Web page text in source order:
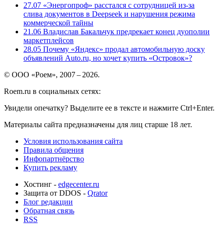
27.07 «Энергопроф» расстался с сотрудницей из-за
слива документов в Deepseek и нарушения режима
коммерческой тайны
21.06 Владислав Бакальчук предрекает конец дуополии
маркетплейсов
28.05 Почему «Яндекс» продал автомобильную доску
объявлений Auto.ru, но хочет купить «Островок»?
© ООО «Роем», 2007 – 2026.
Roem.ru в социальных сетях:
Увидели опечатку? Выделите ее в тексте и нажмите Ctrl+Enter.
Материалы сайта предназначены для лиц старше 18 лет.
Условия использования сайта
Правила общения
Инфопартнёрство
Купить рекламу
Хостинг - edgecenter.ru
Защита от DDOS - Qrator
Блог редакции
Обратная связь
RSS